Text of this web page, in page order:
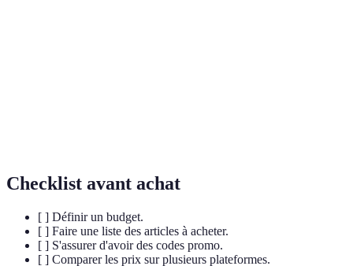
Checklist avant achat
[ ] Définir un budget.
[ ] Faire une liste des articles à acheter.
[ ] S'assurer d'avoir des codes promo.
[ ] Comparer les prix sur plusieurs plateformes.